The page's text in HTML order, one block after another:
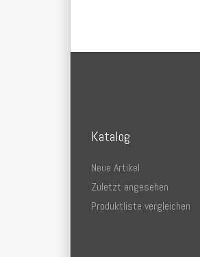
Katalog
Neue Artikel
Zuletzt angesehen
Produktliste vergleichen